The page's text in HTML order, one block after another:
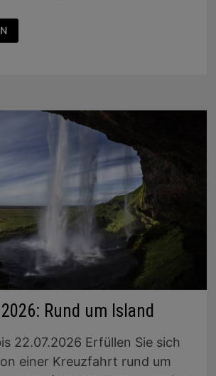
Rund um Island
22.07.2026 Erfüllen Sie sich
einer Kreuzfahrt rund um